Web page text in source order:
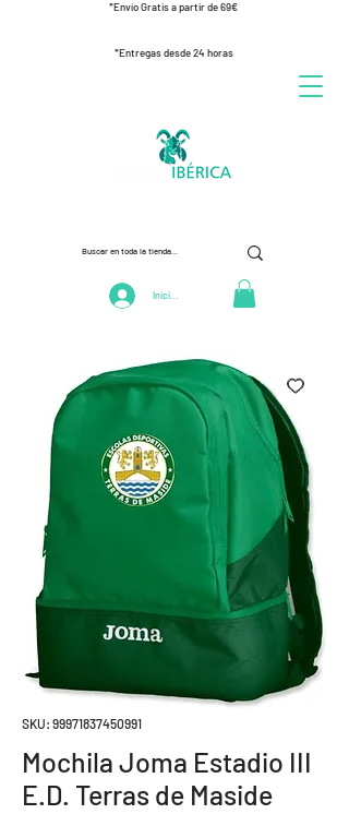
*Envío Gratis a partir de 69€
*Entregas desde 24 horas
Iniciar Sesión
SKU: 99971837450991
Mochila Joma Estadio III
E.D. Terras de Maside